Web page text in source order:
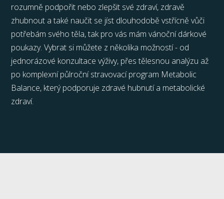
rozumně podpořit nebo zlepšit své zdraví, zdravě
zhubnout a také naučit se jíst dlouhodobě vstřícně vůči
potřebám svého těla, tak pro vás mám vánoční dárkové
poukazy. Vybrat si můžete z několika možností - od
jednorázové konzultace výživy, přes tělesnou analýzu až
po komplexní půlroční stravovací program Metabolic
Balance, který podporuje zdravé hubnutí a metabolické
zdraví.